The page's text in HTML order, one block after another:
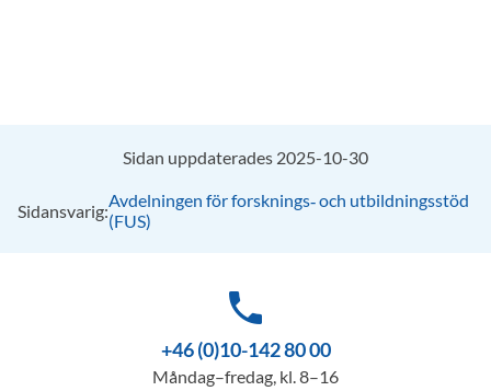
Sidan uppdaterades 2025-10-30
Sidansvarig:Avdelningen för forsknings‑ och utbildningsstöd
(FUS)
phone
+46 (0)10-142 80 00
Måndag–fredag, kl. 8–16